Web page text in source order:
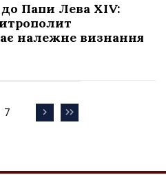
Папи Лева XIV:
належне визнання
Сторінка
7